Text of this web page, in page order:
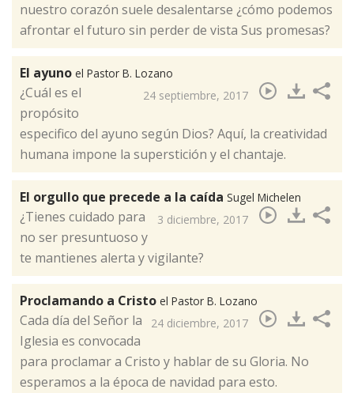
nuestro corazón suele desalentarse ¿cómo podemos
afrontar el futuro sin perder de vista Sus promesas? ​
El ayuno el Pastor B. Lozano
24 septiembre, 2017
¿Cuál es el
propósito
especifico del ayuno según Dios? Aquí, la creatividad
humana impone la superstición y el chantaje.​
El orgullo que precede a la caída Sugel Michelen
3 diciembre, 2017
¿Tienes cuidado para
no ser presuntuoso y
te mantienes alerta y vigilante?​
Proclamando a Cristo el Pastor B. Lozano
24 diciembre, 2017
Cada día del Señor la
Iglesia es convocada
para proclamar a Cristo y hablar de su Gloria. No
esperamos a la época de navidad para esto. ​